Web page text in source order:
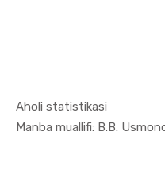
Aholi statistikasi
Manba muallifi: B.B.
In